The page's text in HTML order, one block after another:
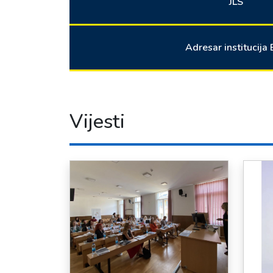
Adresar institucija
Vijesti